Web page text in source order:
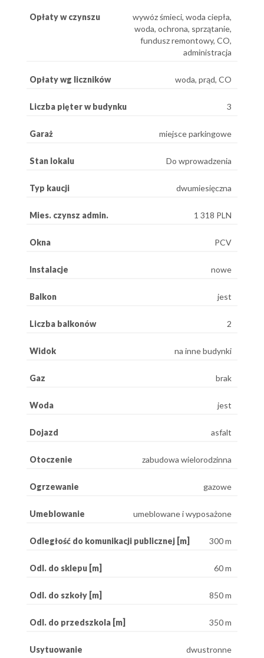
Opłaty w czynszu
wywóz śmieci, woda ciepła,
woda, ochrona, sprzątanie,
fundusz remontowy, CO,
administracja
Opłaty wg liczników woda, prąd, CO
Liczba pięter w budynku 3
Garaż miejsce parkingowe
Stan lokalu Do wprowadzenia
Typ kaucji dwumiesięczna
Mies. czynsz admin. 1 318 PLN
Okna PCV
Instalacje nowe
Balkon jest
Liczba balkonów 2
Widok na inne budynki
Gaz brak
Woda jest
Dojazd asfalt
Otoczenie zabudowa wielorodzinna
Ogrzewanie gazowe
Umeblowanie umeblowane i wyposażone
Odległość do komunikacji publicznej [m] 300 m
Odl. do sklepu [m] 60 m
Odl. do szkoły [m] 850 m
Odl. do przedszkola [m] 350 m
Usytuowanie dwustronne